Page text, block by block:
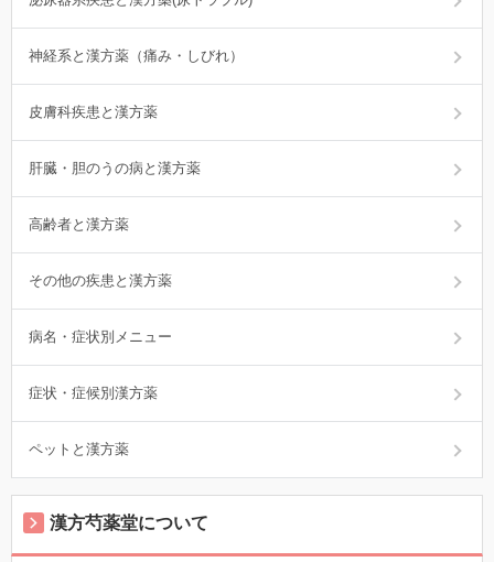
神経系と漢方薬（痛み・しびれ）
皮膚科疾患と漢方薬
肝臓・胆のうの病と漢方薬
高齢者と漢方薬
その他の疾患と漢方薬
病名・症状別メニュー
症状・症候別漢方薬
ペットと漢方薬
漢方芍薬堂について